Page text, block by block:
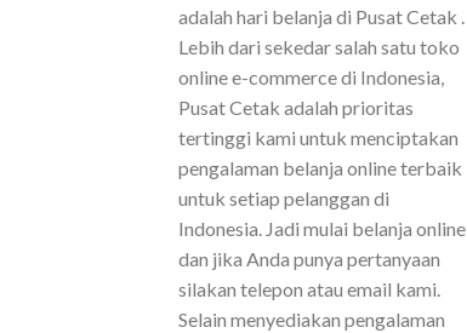
adalah hari belanja di Pusat Cetak .
Lebih dari sekedar salah satu toko
online e-commerce di Indonesia,
Pusat Cetak adalah prioritas
tertinggi kami untuk menciptakan
pengalaman belanja online terbaik
untuk setiap pelanggan di
Indonesia. Jadi mulai belanja online
dan jika Anda punya pertanyaan
silakan telepon atau email kami.
Selain menyediakan pengalaman